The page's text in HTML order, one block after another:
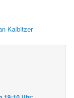
Kalbitzer